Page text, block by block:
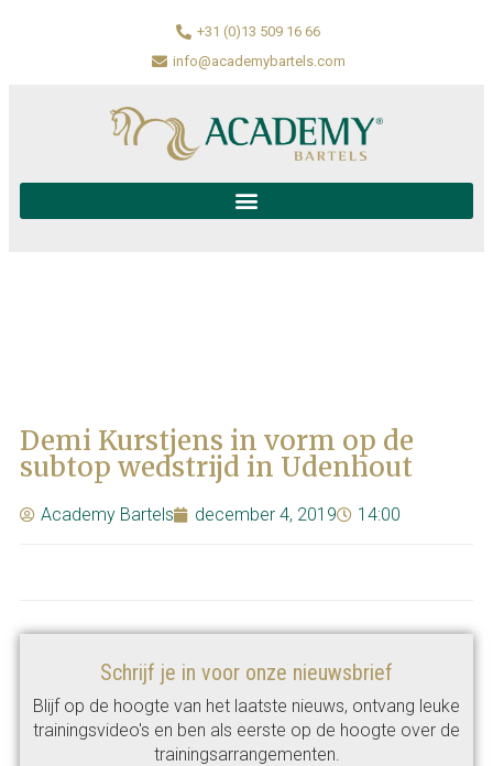
+31 (0)13 509 16 66
info@academybartels.com
Demi Kurstjens in vorm op de
subtop wedstrijd in Udenhout
Academy Bartels december 4, 2019 14:00
Schrijf je in voor onze nieuwsbrief
Blijf op de hoogte van het laatste nieuws, ontvang leuke
trainingsvideo's en ben als eerste op de hoogte over de
trainingsarrangementen.